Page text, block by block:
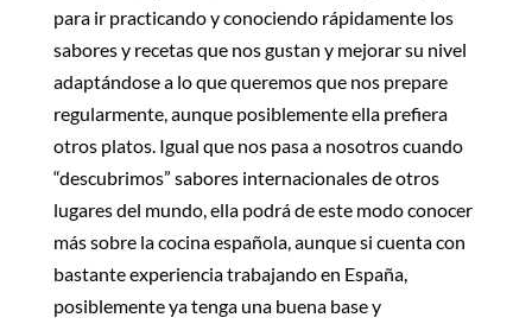
para ir practicando y conociendo rápidamente los
sabores y recetas que nos gustan y mejorar su nivel
adaptándose a lo que queremos que nos prepare
regularmente, aunque posiblemente ella prefiera
otros platos. Igual que nos pasa a nosotros cuando
“descubrimos” sabores internacionales de otros
lugares del mundo, ella podrá de este modo conocer
más sobre la cocina española, aunque si cuenta con
bastante experiencia trabajando en España,
posiblemente ya tenga una buena base y